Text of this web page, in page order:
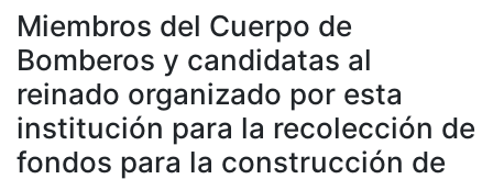
Miembros del Cuerpo de
Bomberos y candidatas al
reinado organizado por esta
institución para la recolección de
fondos para la construcción de